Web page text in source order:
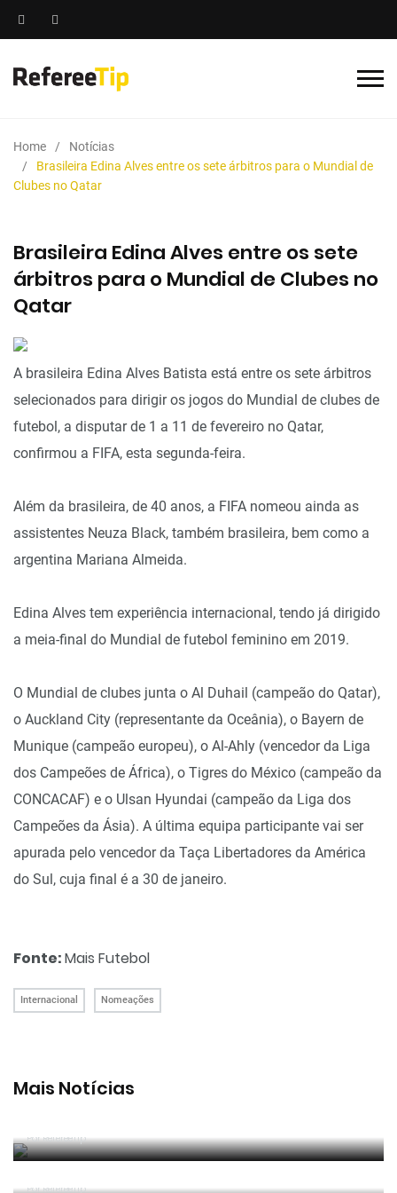
Home
Notícias
Brasileira Edina Alves entre os sete árbitros para o Mundial de
Clubes no Qatar
Brasileira Edina Alves entre os sete
árbitros para o Mundial de Clubes no
Qatar
A brasileira Edina Alves Batista está entre os sete árbitros
selecionados para dirigir os jogos do Mundial de clubes de
futebol, a disputar de 1 a 11 de fevereiro no Qatar,
confirmou a FIFA, esta segunda-feira.
Além da brasileira, de 40 anos, a FIFA nomeou ainda as
assistentes Neuza Black, também brasileira, bem como a
argentina Mariana Almeida.
Edina Alves tem experiência internacional, tendo já dirigido
a meia-final do Mundial de futebol feminino em 2019.
O Mundial de clubes junta o Al Duhail (campeão do Qatar),
o Auckland City (representante da Oceânia), o Bayern de
Munique (campeão europeu), o Al-Ahly (vencedor da Liga
dos Campeões de África), o Tigres do México (campeão da
CONCACAF) e o Ulsan Hyundai (campeão da Liga dos
Campeões da Ásia). A última equipa participante vai ser
apurada pelo vencedor da Taça Libertadores da América
do Sul, cuja final é a 30 de janeiro.
Fonte:Mais Futebol
Internacional Nomeações
Mais Notícias
Por RefereeTip
João Pinheiro nomeado pela FIFA para o Mundial
Por RefereeTip